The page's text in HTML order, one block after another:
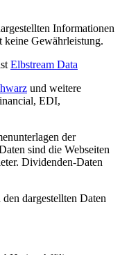
Informationen
keine Gewährleistung.
Elbstream Data
und weitere
EDI,
der
sind die Webseiten
Dividenden-Daten
dargestellten Daten